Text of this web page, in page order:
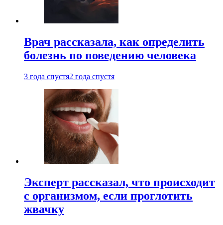
Врач рассказала, как определить
болезнь по поведению человека
3 года спустя2 года спустя
Эксперт рассказал, что происходит
с организмом, если проглотить
жвачку